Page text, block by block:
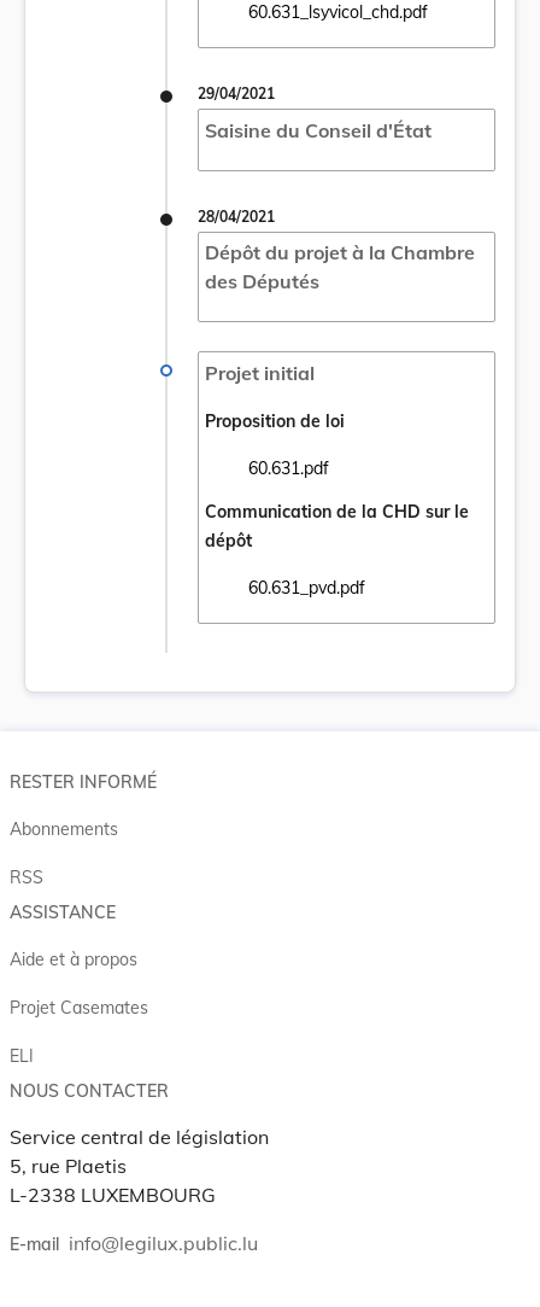
60.631_lsyvicol_chd.pdf
Ouvrir le document
29/04/2021
Saisine du Conseil d'État
28/04/2021
Dépôt du projet à la Chambre
des Députés
Projet initial
Proposition de loi
60.631.pdf
Ouvrir le document 60.631.pdf dans un
Communication de la CHD sur le
dépôt
60.631_pvd.pdf
Ouvrir le document 60.631_pvd.pdf dans
RESTER INFORMÉ
Abonnements
RSS
ASSISTANCE
Aide et à propos
Projet Casemates
ELI
NOUS CONTACTER
Service central de législation
5, rue Plaetis
L-2338 LUXEMBOURG
E-mail info@legilux.public.lu